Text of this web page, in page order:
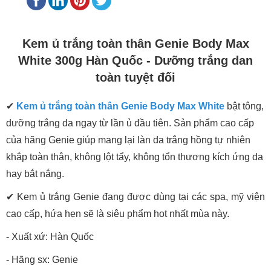
Kem ủ trắng toàn thân Genie Body Max
White 300g Hàn Quốc - Dưỡng trắng dan
toàn tuyệt đối
✔ Kem ủ trắng toàn thân Genie Body Max White bật tông,
dưỡng trắng da ngay từ lần ủ đầu tiên. Sản phẩm cao cấp
của hãng Genie giúp mang lại làn da trắng hồng tự nhiên
khắp toàn thân, không lột tẩy, không tổn thương kích ứng da
hay bắt nắng.
✔ Kem ủ trắng Genie đang được dùng tại các spa, mỹ viện
cao cấp, hứa hẹn sẽ là siêu phẩm hot nhất mùa này.
- Xuất xứ: Hàn Quốc
- Hãng sx: Genie